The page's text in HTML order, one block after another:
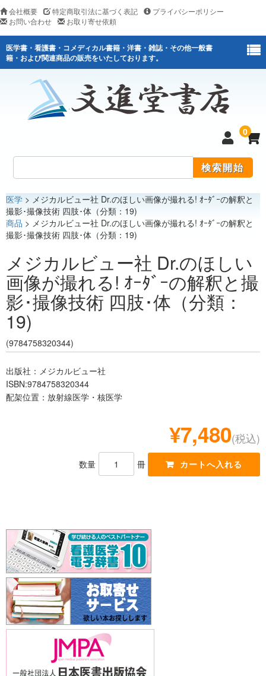
会社概要 特定商取引法に基づく表記
プライバシーポリシー
お問い合わせ
お取り寄せ依頼
医学書・看護書・コメディカル書籍・洋書・雑誌・その他一般書
籍・および関連商品の販売をいたしております。
0
医学
看護
レジデント
医学 > メジカルビュー社 Dr.のほしい画像が撮れる! ｵｰﾀﾞｰの解釈と
撮影･撮像技術 四肢･体（分類：19)
商品 > メジカルビュー社 Dr.のほしい画像が撮れる! ｵｰﾀﾞｰの解釈と
撮影･撮像技術 四肢･体（分類：19)
メジカルビュー社 Dr.のほしい
画像が撮れる! ｵｰﾀﾞｰの解釈と撮
影･撮像技術 四肢･体（分類：
19)
(9784758320344)
出版社：メジカルビュー社
ISBN:9784758320344
配架位置：放射線医学・核医学
¥7,480(税込)
数量 冊